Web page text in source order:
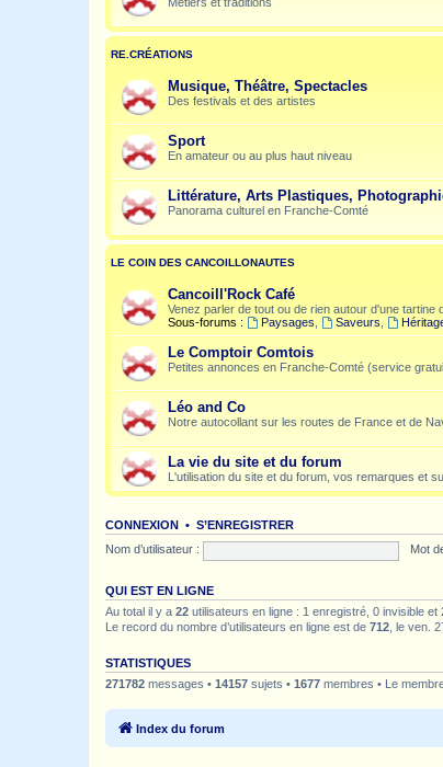
RE.CRÉATIONS
Musique, Théâtre, Spectacles
Des festivals et des artistes
Sport
En amateur ou au plus haut niveau
Littérature, Arts Plastiques,
Panorama culturel en Franche-Comté
LE COIN DES CANCOILLONAUTES
Cancoill'Rock Café
Venez parler de tout ou de rien autour d'une
Sous-forums :
Paysages Saveurs
Le Comptoir Comtois
Petites annonces en Franche-Comté (service
Léo and Co
Notre autocollant sur les routes de France et de
La vie du site et du forum
L'utilisation du site et du forum, vos remarques et
CONNEXION • S’ENREGISTRER
Nom d’utilisateur :
Mot
QUI EST EN LIGNE
Au total il y a 22 utilisateurs en ligne : 1 enregistré, 0 invisible
Le record du nombre d’utilisateurs en ligne est de 712 , le ven.
STATISTIQUES
271782 messages • 14157 sujets • 1677 membres • Le
Index du forum